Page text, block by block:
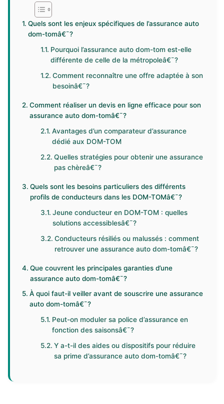
Quels sont les enjeux spécifiques de l’assurance auto
dom-tomâ€¯?
Pourquoi l’assurance auto dom-tom est-elle
différente de celle de la métropoleâ€¯?
Comment reconnaître une offre adaptée à son
besoinâ€¯?
Comment réaliser un devis en ligne efficace pour son
assurance auto dom-tomâ€¯?
Avantages d’un comparateur d’assurance
dédié aux DOM-TOM
Quelles stratégies pour obtenir une assurance
pas chèreâ€¯?
Quels sont les besoins particuliers des différents
profils de conducteurs dans les DOM-TOMâ€¯?
Jeune conducteur en DOM-TOM : quelles
solutions accessiblesâ€¯?
Conducteurs résiliés ou malussés : comment
retrouver une assurance auto dom-tomâ€¯?
Que couvrent les principales garanties d’une
assurance auto dom-tomâ€¯?
À quoi faut-il veiller avant de souscrire une assurance
auto dom-tomâ€¯?
Peut-on moduler sa police d’assurance en
fonction des saisonsâ€¯?
Y a-t-il des aides ou dispositifs pour réduire
sa prime d’assurance auto dom-tomâ€¯?